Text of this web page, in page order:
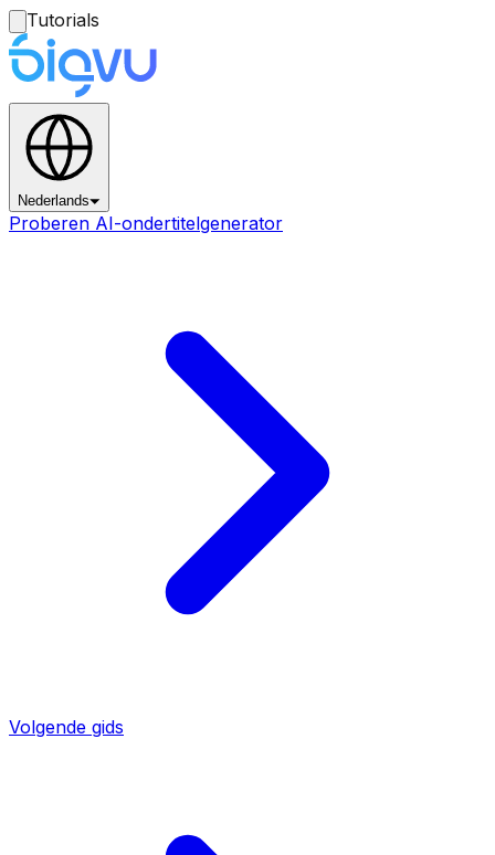
Tutorials
Nederlands
Proberen AI-ondertitelgenerator
Volgende gids